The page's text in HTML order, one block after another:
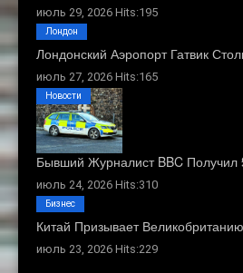
июль 29, 2026 Hits:195
Лондонский Аэропорт Гатвик
июль 27, 2026 Hits:165
Лондон
Бывший Журналист BBC
июль 24, 2026 Hits:310
Новости
Китай Призывает
июль 23, 2026 Hits:229
Бизнес